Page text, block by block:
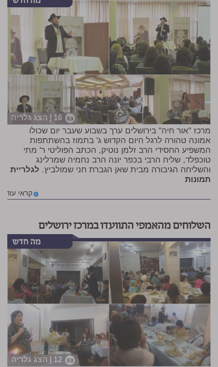
16 | הצג גלריה
מרכז "אור חיה" בירושלים ערך בשבוע שעבר יום שכולו
אמונה טהורה לרגל היום הקדוש ג' בתמוז בהשתתפות
המשפיע החסידי הרב זלמן נוטיק, הכתב הפוליטי ר' מתי
טוכפלד, שליח הרבי בכפר יונה הרב נחמיה שמרלינג
והשליחה הגיבורה מבית שאן הגברת חני שמולביץ. לגלריית
תמונות
קראי עוד
השלוחים מהאמפי התוועדו במרכז ירושלים
12 | הצג גלריה